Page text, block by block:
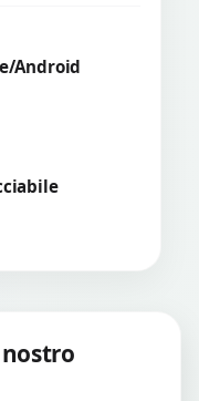
Android
nostro